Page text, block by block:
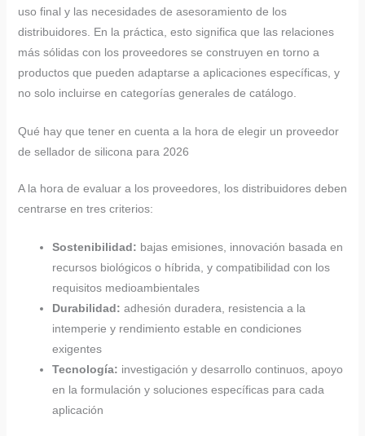
uso final y las necesidades de asesoramiento de los
distribuidores. En la práctica, esto significa que las relaciones
más sólidas con los proveedores se construyen en torno a
productos que pueden adaptarse a aplicaciones específicas, y
no solo incluirse en categorías generales de catálogo.
Qué hay que tener en cuenta a la hora de elegir un proveedor
de sellador de silicona para 2026
A la hora de evaluar a los proveedores, los distribuidores deben
centrarse en tres criterios:
Sostenibilidad: bajas emisiones, innovación basada en
recursos biológicos o híbrida, y compatibilidad con los
requisitos medioambientales
Durabilidad: adhesión duradera, resistencia a la
intemperie y rendimiento estable en condiciones
exigentes
Tecnología: investigación y desarrollo continuos, apoyo
en la formulación y soluciones específicas para cada
aplicación